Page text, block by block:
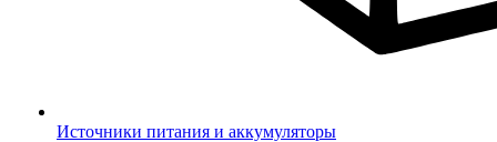
Источники питания и аккумуляторы